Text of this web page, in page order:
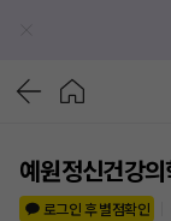
예원정신건강
로그인 후 별점확인